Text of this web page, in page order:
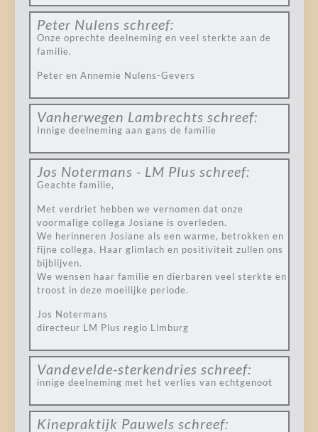
Peter Nulens schreef:
Onze oprechte deelneming en veel sterkte aan de
familie.
Peter en Annemie Nulens-Gevers
Vanherwegen Lambrechts schreef:
Innige deelneming aan gans de familie
Jos Notermans - LM Plus schreef:
Geachte familie,
Met verdriet hebben we vernomen dat onze
voormalige collega Josiane is overleden.
We herinneren Josiane als een warme, betrokken en
fijne collega. Haar glimlach en positiviteit zullen ons
bijblijven.
We wensen haar familie en dierbaren veel sterkte en
troost in deze moeilijke periode.
Jos Notermans
directeur LM Plus regio Limburg
Vandevelde-sterkendries schreef:
innige deelneming met het verlies van echtgenoot
Kinepraktijk Pauwels schreef: